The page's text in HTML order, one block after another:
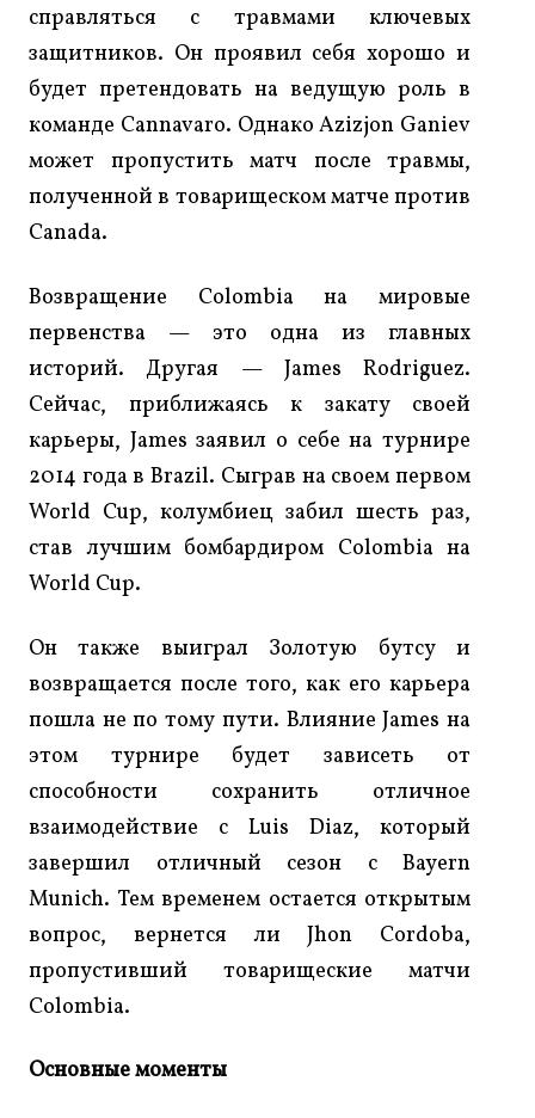
справляться с травмами ключевых
защитников. Он проявил себя хорошо и
будет претендовать на ведущую роль в
команде Cannavaro. Однако Azizjon Ganiev
может пропустить матч после травмы,
полученной в товарищеском матче против
Canada.
Возвращение Colombia на мировые
первенства — это одна из главных
историй. Другая — James Rodriguez.
Сейчас, приближаясь к закату своей
карьеры, James заявил о себе на турнире
2014 года в Brazil. Сыграв на своем первом
World Cup, колумбиец забил шесть раз,
став лучшим бомбардиром Colombia на
World Cup.
Он также выиграл Золотую бутсу и
возвращается после того, как его карьера
пошла не по тому пути. Влияние James на
этом турнире будет зависеть от
способности сохранить отличное
взаимодействие с Luis Diaz, который
завершил отличный сезон с Bayern
Munich. Тем временем остается открытым
вопрос, вернется ли Jhon Cordoba,
пропустивший товарищеские матчи
Colombia.
Основные моменты